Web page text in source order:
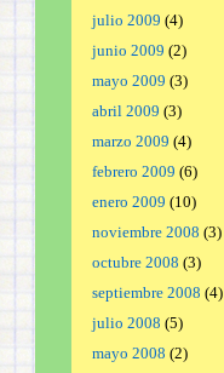
julio 2009 (4)
junio 2009 (2)
mayo 2009 (3)
abril 2009 (3)
marzo 2009 (4)
febrero 2009 (6)
enero 2009 (10)
noviembre 2008 (3)
octubre 2008 (3)
septiembre 2008 (4)
julio 2008 (5)
mayo 2008 (2)